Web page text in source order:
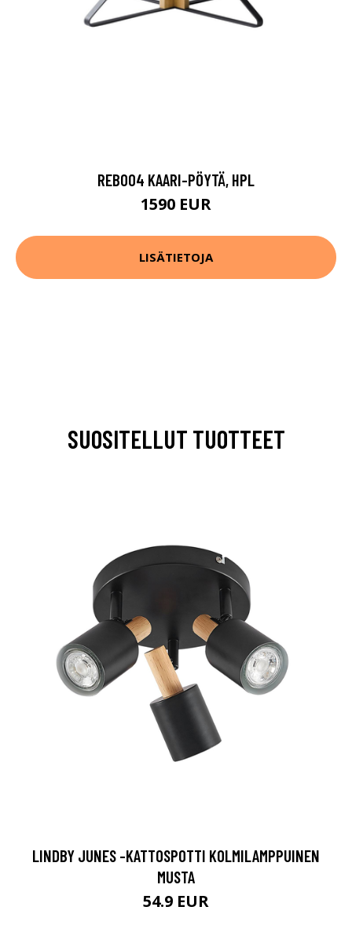
REB004 KAARI-PÖYTÄ, HPL
1590 EUR
LISÄTIETOJA
SUOSITELLUT TUOTTEET
LINDBY JUNES -KATTOSPOTTI KOLMILAMPPUINEN
MUSTA
54.9 EUR